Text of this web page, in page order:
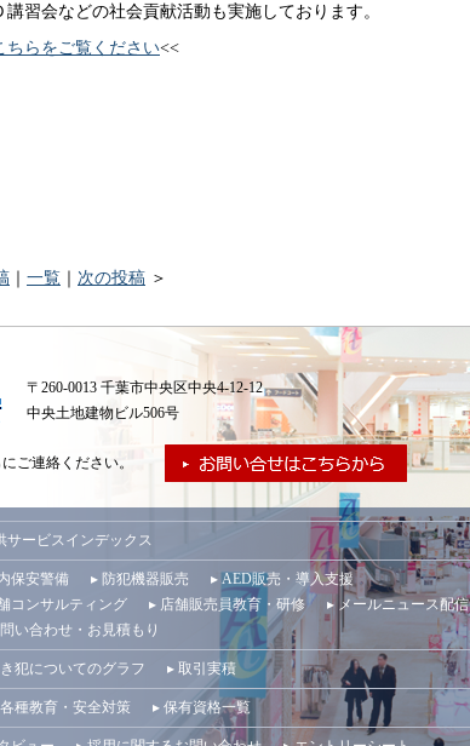
習会などの社会貢献活動も実施しております。
ちらをご覧ください<<
一覧 次の投稿 ＞
〒260-0013 千葉市中央区中央4-12-12
中央土地建物ビル506号
ご連絡ください。
サービスインデックス
保安警備 ▸ 防犯機器販売
▸ AED販売・導入支援
コンサルティング ▸ 店舗販売員教育・研修 ▸ メールニュース配信
い合わせ・お見積もり
犯についてのグラフ ▸ 取引実積
種教育・安全対策 ▸ 保有資格一覧